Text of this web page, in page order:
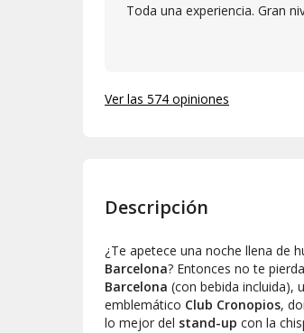
Toda una experiencia. Gran
Ver las 574 opiniones
Descripción
¿Te apetece una noche llena de
Barcelona? Entonces no te
Barcelona (con bebida incluida),
emblemático Club Cronopios,
lo mejor del stand-up con la